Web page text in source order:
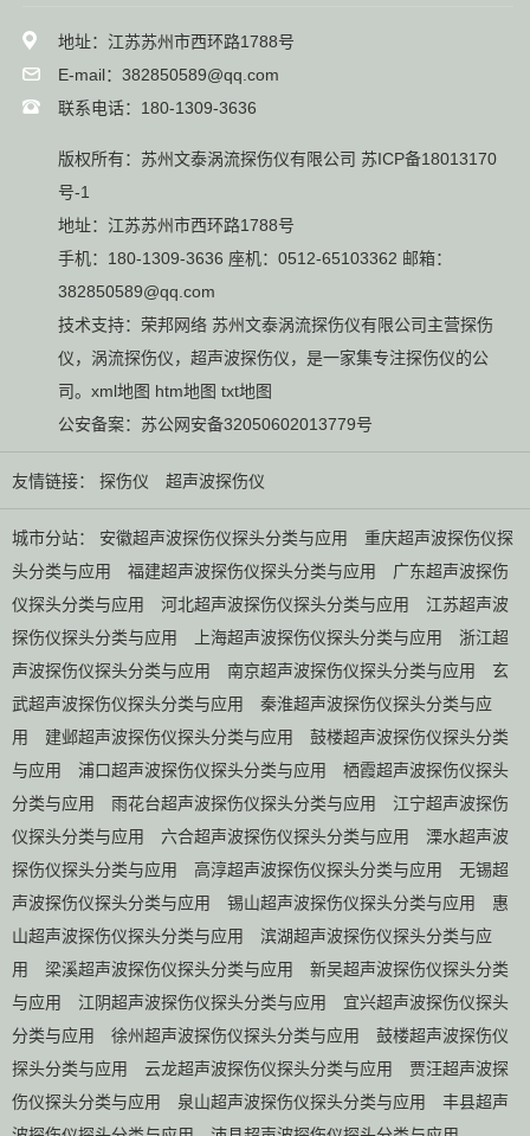
地址：江苏苏州市西环路1788号
E-mail：382850589@qq.com
联系电话：180-1309-3636
版权所有：苏州文泰涡流探伤仪有限公司 苏ICP备18013170
号-1
地址：江苏苏州市西环路1788号
手机：180-1309-3636 座机：0512-65103362 邮箱：
382850589@qq.com
技术支持： 荣邦网络苏州文泰涡流探伤仪有限公司主营探伤
仪， 涡流探伤仪， 超声波探伤仪，是一家集专注探伤仪的公
司。 xml地图 htm地图 txt地图
公安备案： 苏公网安备32050602013779号
友情链接： 探伤仪 超声波探伤仪
城市分站： 安徽超声波探伤仪探头分类与应用
重庆超声波探伤仪探
头分类与应用
福建超声波探伤仪探头分类与应用
广东超声波探伤
仪探头分类与应用
河北超声波探伤仪探头分类与应用
江苏超声波
探伤仪探头分类与应用
上海超声波探伤仪探头分类与应用
浙江超
声波探伤仪探头分类与应用
南京超声波探伤仪探头分类与应用
玄
武超声波探伤仪探头分类与应用
秦淮超声波探伤仪探头分类与应
用
建邺超声波探伤仪探头分类与应用
鼓楼超声波探伤仪探头分类
与应用
浦口超声波探伤仪探头分类与应用
栖霞超声波探伤仪探头
分类与应用
雨花台超声波探伤仪探头分类与应用
江宁超声波探伤
仪探头分类与应用
六合超声波探伤仪探头分类与应用
溧水超声波
探伤仪探头分类与应用
高淳超声波探伤仪探头分类与应用
无锡超
声波探伤仪探头分类与应用
锡山超声波探伤仪探头分类与应用
惠
山超声波探伤仪探头分类与应用
滨湖超声波探伤仪探头分类与应
用
梁溪超声波探伤仪探头分类与应用
新吴超声波探伤仪探头分类
与应用
江阴超声波探伤仪探头分类与应用
宜兴超声波探伤仪探头
分类与应用
徐州超声波探伤仪探头分类与应用
鼓楼超声波探伤仪
探头分类与应用
云龙超声波探伤仪探头分类与应用
贾汪超声波探
伤仪探头分类与应用
泉山超声波探伤仪探头分类与应用
丰县超声